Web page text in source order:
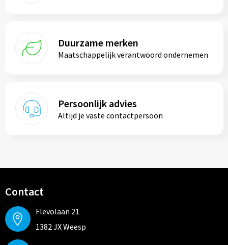
Duurzame merken
Maatschappelijk verantwoord ondernemen
Persoonlijk advies
Altijd je vaste contactpersoon
Contact
Flevolaan 21
1382 JX Weesp